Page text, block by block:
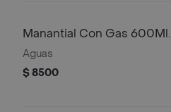
Manantial Con Gas 600Ml.
Aguas
$ 8500